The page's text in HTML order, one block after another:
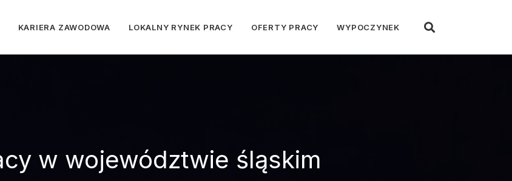
KARIERA ZAWODOWA LOKALNY RYNEK PRACY OFERTY PRACY WYPOCZYNEK
w województwie śląskim